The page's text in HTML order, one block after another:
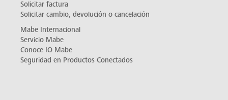
Solicitar factura
Solicitar cambio, devolución o cancelación
Mabe Internacional
Servicio Mabe
Conoce IO Mabe
Seguridad en Productos Conectados